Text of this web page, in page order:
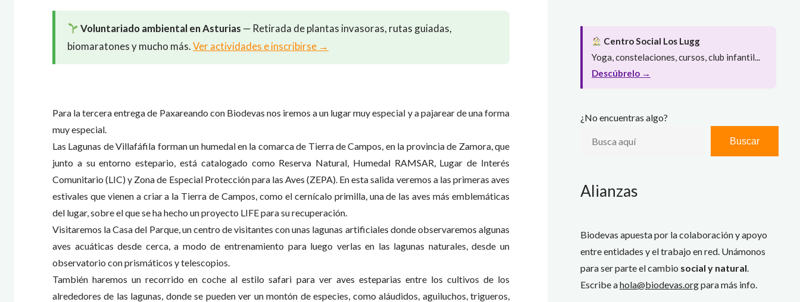
Voluntariado ambiental en Asturias — Retirada de plantas invasoras, rutas guiadas,
biomaratones y mucho más.Ver actividades e inscribirse →
Para la tercera entrega de Paxareando con Biodevas nos iremos a un lugar muy especial y a pajarear de una forma
muy especial.
Las Lagunas de Villafáfila forman un humedal en la comarca de Tierra de Campos, en la provincia de Zamora, que
junto a su entorno estepario, está catalogado como Reserva Natural, Humedal RAMSAR, Lugar de Interés
Comunitario (LIC) y Zona de Especial Protección para las Aves (ZEPA). En esta salida veremos a las primeras aves
estivales que vienen a criar a la Tierra de Campos, como el cernícalo primilla, una de las aves más emblemáticas
del lugar, sobre el que se ha hecho un proyecto LIFE para su recuperación.
Visitaremos la Casa del Parque, un centro de visitantes con unas lagunas artificiales donde observaremos algunas
aves acuáticas desde cerca, a modo de entrenamiento para luego verlas en las lagunas naturales, desde un
observatorio con prismáticos y telescopios.
También haremos un recorrido en coche al estilo safari para ver aves esteparias entre los cultivos de los
alrededores de las lagunas, donde se pueden ver un montón de especies, como aláudidos, aguiluchos, trigueros,
Centro Social Los Lugg
Yoga, constelaciones, cursos, club infantil...
Descúbrelo →
¿No encuentras algo?
Buscar
Alianzas
Biodevas apuesta por la colaboración y apoyo
entre entidades y el trabajo en red. Unámonos
para ser parte el cambio social y natural
Escribe ahola@biodevas.orgpara más info.